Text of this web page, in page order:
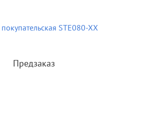
STE080-XX
Предзаказ